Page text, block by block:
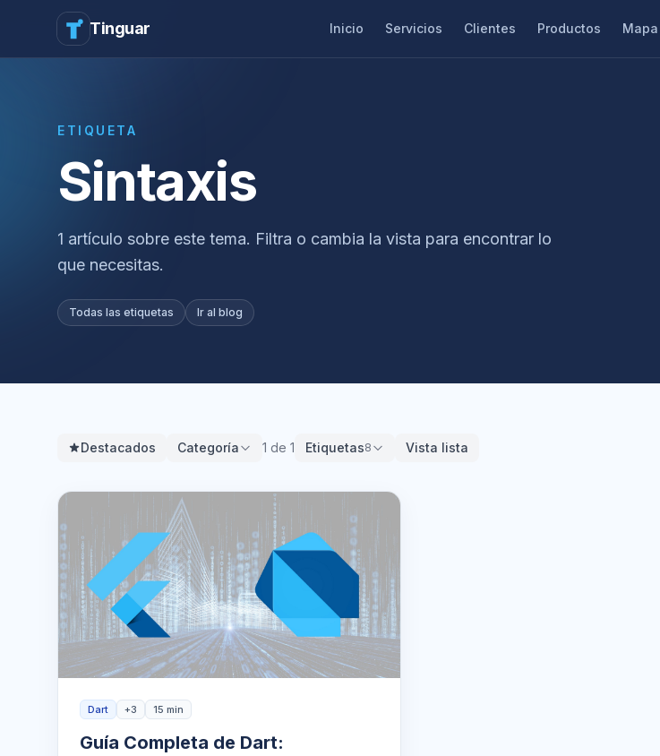
Tinguar Inicio Servicios Clientes Productos Mapa
ETIQUETA
Sintaxis
1 artículo sobre este tema. Filtra o cambia la vista para encontrar lo
que necesitas.
Todas las etiquetas Ir al blog
Destacados Categoría 1 de 1 Etiquetas8 Vista lista
Dart +3 15 min
Guía Completa de Dart: